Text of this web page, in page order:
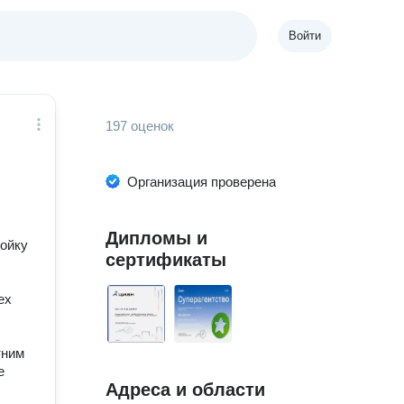
Войти
197 оценок
Организация проверена
Дипломы и
сертификаты
Адреса и области